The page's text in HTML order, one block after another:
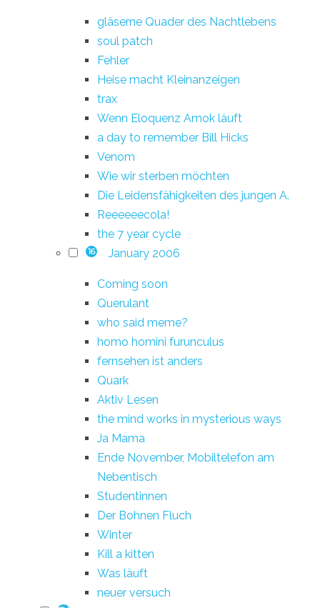
gläserne Quader des Nachtlebens
soul patch
Fehler
Heise macht Kleinanzeigen
trax
Wenn Eloquenz Amok läuft
a day to remember Bill Hicks
Venom
Wie wir sterben möchten
Die Leidensfähigkeiten des jungen A.
Reeeeeecola!
the 7 year cycle
16 January 2006
Coming soon
Querulant
who said meme?
homo homini furunculus
fernsehen ist anders
Quark
Aktiv Lesen
the mind works in mysterious ways
Ja Mama
Ende November, Mobiltelefon am
Nebentisch
Studentinnen
Der Bohnen Fluch
Winter
Kill a kitten
Was läuft
neuer versuch